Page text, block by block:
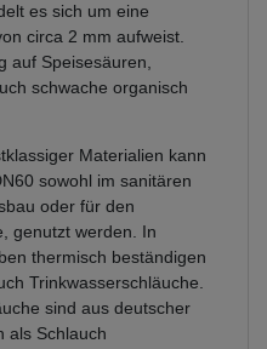
es sich um eine
circa 2 mm aufweist.
auf Speisesäuren,
schwache organisch
Materialien kann
sowohl im sanitären
oder für den
genutzt werden. In
thermisch beständigen
Trinkwasserschläuche.
sind aus deutscher
als Schlauch